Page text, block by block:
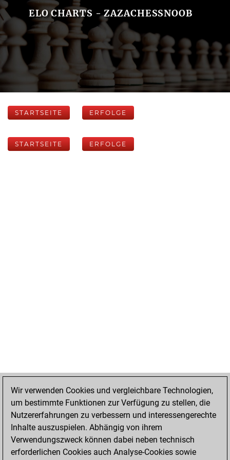
ELO CHARTS - ZAZACHESSNOOB
STARTSEITE ERFOLGE
STARTSEITE ERFOLGE
Wir verwenden Cookies und vergleichbare Technologien,
um bestimmte Funktionen zur Verfügung zu stellen, die
Nutzererfahrungen zu verbessern und interessengerechte
Inhalte auszuspielen. Abhängig von ihrem
Verwendungszweck können dabei neben technisch
erforderlichen Cookies auch Analyse-Cookies sowie